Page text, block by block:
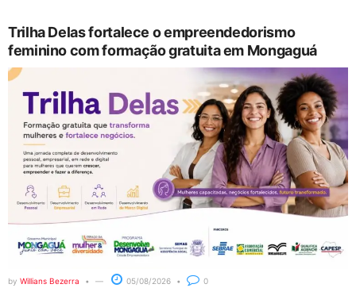
Trilha Delas fortalece o empreendedorismo
feminino com formação gratuita em Mongaguá
by Willians Bezerra 05/08/2026 0